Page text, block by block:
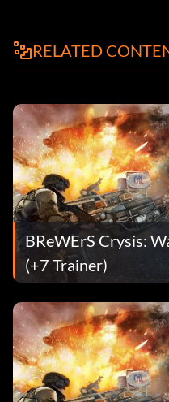
RELATED
BReWErS Crysis:
(+7 Trainer)